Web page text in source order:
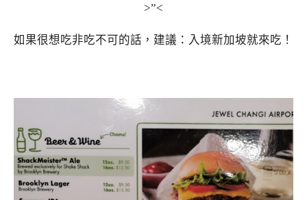
>”<
如果很想吃非吃不可的話，建議：入境新加坡就來吃！